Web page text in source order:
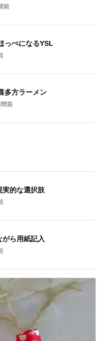
多方ラーメン
前
がら用紙記入